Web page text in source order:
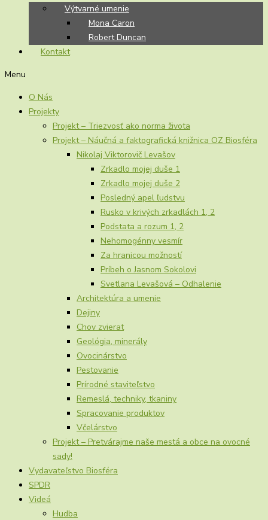
Výtvarné umenie
Mona Caron
Robert Duncan
Kontakt
Menu
O Nás
Projekty
Projekt – Triezvosť ako norma života
Projekt – Náučná a faktografická knižnica OZ Biosféra
Nikolaj Viktorovič Levašov
Zrkadlo mojej duše 1
Zrkadlo mojej duše 2
Posledný apel ľudstvu
Rusko v krivých zrkadlách 1, 2
Podstata a rozum 1, 2
Nehomogénny vesmír
Za hranicou možností
Príbeh o Jasnom Sokolovi
Svetlana Levašová – Odhalenie
Architektúra a umenie
Dejiny
Chov zvierat
Geológia, minerály
Ovocinárstvo
Pestovanie
Prírodné staviteľstvo
Remeslá, techniky, tkaniny
Spracovanie produktov
Včelárstvo
Projekt – Pretvárajme naše mestá a obce na ovocné
sady!
Vydavateľstvo Biosféra
SPDR
Videá
Hudba